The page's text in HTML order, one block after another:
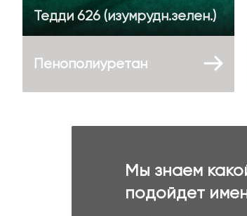
Тедди 626 (изумрудн.зелен.)
Пенополиуретан
Мы знаем
подойдет